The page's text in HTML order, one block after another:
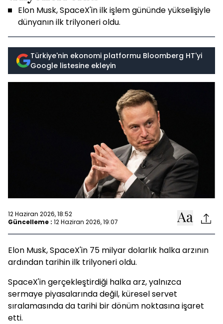
Elon Musk, SpaceX'in ilk işlem gününde yükselişiyle
dünyanın ilk trilyoneri oldu.
Türkiye'nin ekonomi platformu Bloomberg HT'yi
Google listesine ekleyin
12 Haziran 2026, 18:52
Güncelleme : 12 Haziran 2026, 19:07
Elon Musk, SpaceX'in 75 milyar dolarlık halka arzının
ardından tarihin ilk trilyoneri oldu.
SpaceX'in gerçekleştirdiği halka arz, yalnızca
sermaye piyasalarında değil, küresel servet
sıralamasında da tarihi bir dönüm noktasına işaret
etti.